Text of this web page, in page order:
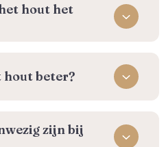
hout het
hout beter?
zijn bij